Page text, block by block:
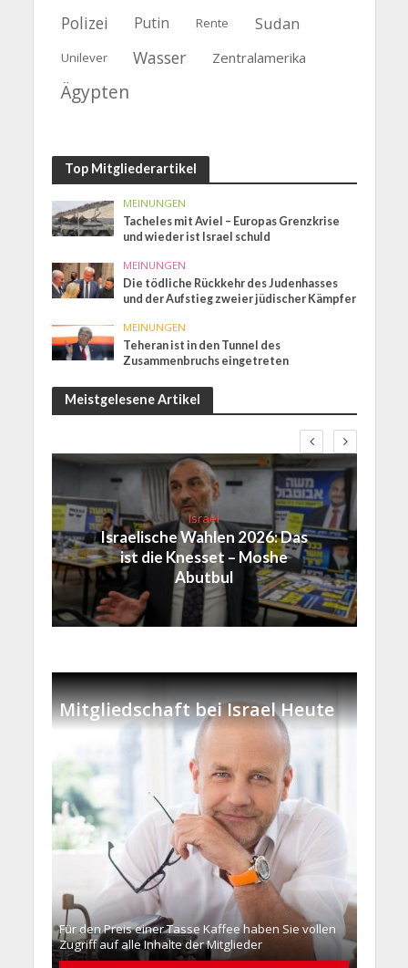
Polizei Putin Rente Sudan
Unilever Wasser Zentralamerika
Ägypten
Top Mitgliederartikel
MEINUNGEN
Tacheles mit Aviel – Europas Grenzkrise
und wieder ist Israel schuld
MEINUNGEN
Die tödliche Rückkehr des Judenhasses
und der Aufstieg zweier jüdischer Kämpfer
MEINUNGEN
Teheran ist in den Tunnel des
Zusammenbruchs eingetreten
Meistgelesene Artikel
Israel
Israelische Wahlen 2026: Das
ist die Knesset – Moshe
Abutbul
Mitgliedschaft bei Israel Heute
Für den Preis einer Tasse Kaffee haben Sie vollen
Zugriff auf alle Inhalte der Mitglieder